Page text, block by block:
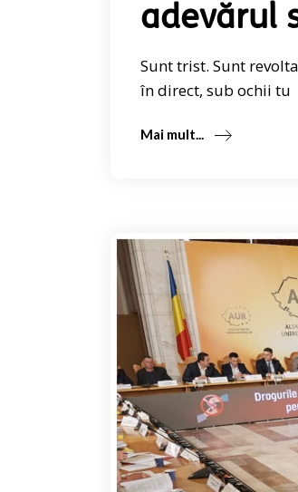
adevărul
Sunt trist. Sunt
în direct, sub ochii tu
Mai mult...